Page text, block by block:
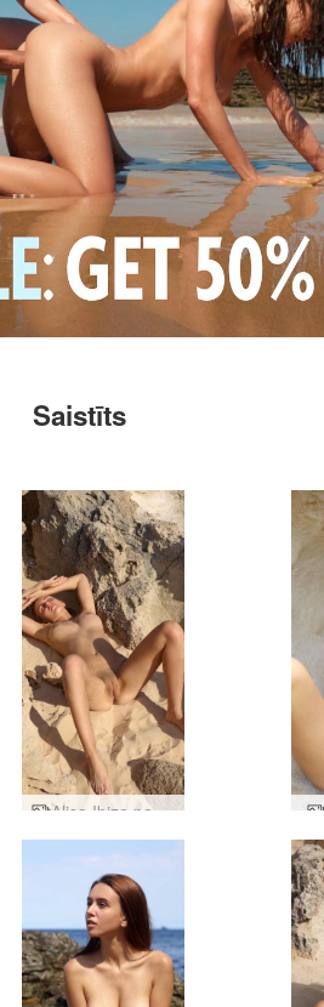
Saistīts
Alisa Ibiza padara jūs ragveida